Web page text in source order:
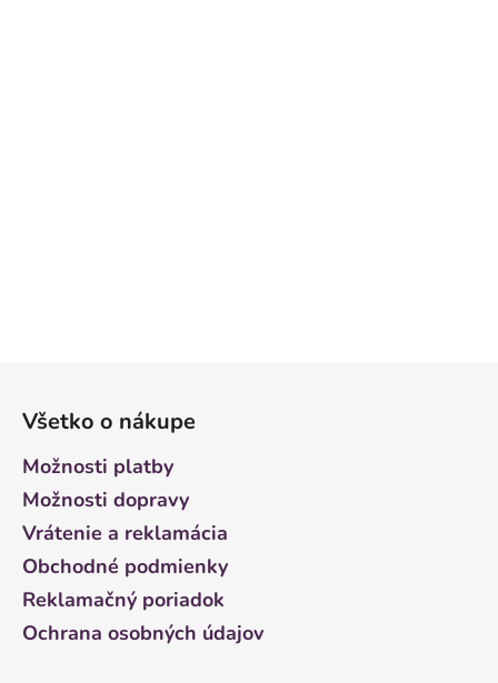
Všetko o nákupe
Možnosti platby
Možnosti dopravy
Vrátenie a reklamácia
Obchodné podmienky
Reklamačný poriadok
Ochrana osobných údajov